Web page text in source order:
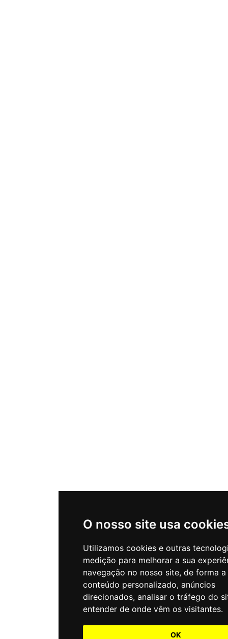
O nosso site usa
Utilizamos cookies e outras
medição para melhorar a sua
navegação no nosso site, de forma
conteúdo personalizado, anúncios
direcionados, analisar o tráfego do
entender de onde vêm os visitantes.
OK